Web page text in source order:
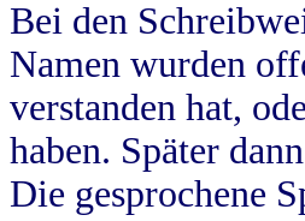
Bei den
Namen wurden
verstanden hat,
haben. Später
Die gesprochene